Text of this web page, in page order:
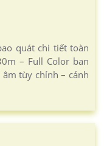
quát chi tiết toàn
– Full Color ban
tùy chỉnh – cảnh